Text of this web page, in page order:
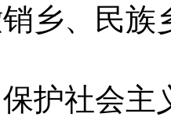
、民族
社会主